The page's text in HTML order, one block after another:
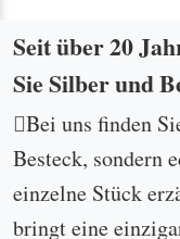
Seit über 20
Sie Silber und
Bei uns finden
Besteck, sondern
einzelne Stück
bringt eine